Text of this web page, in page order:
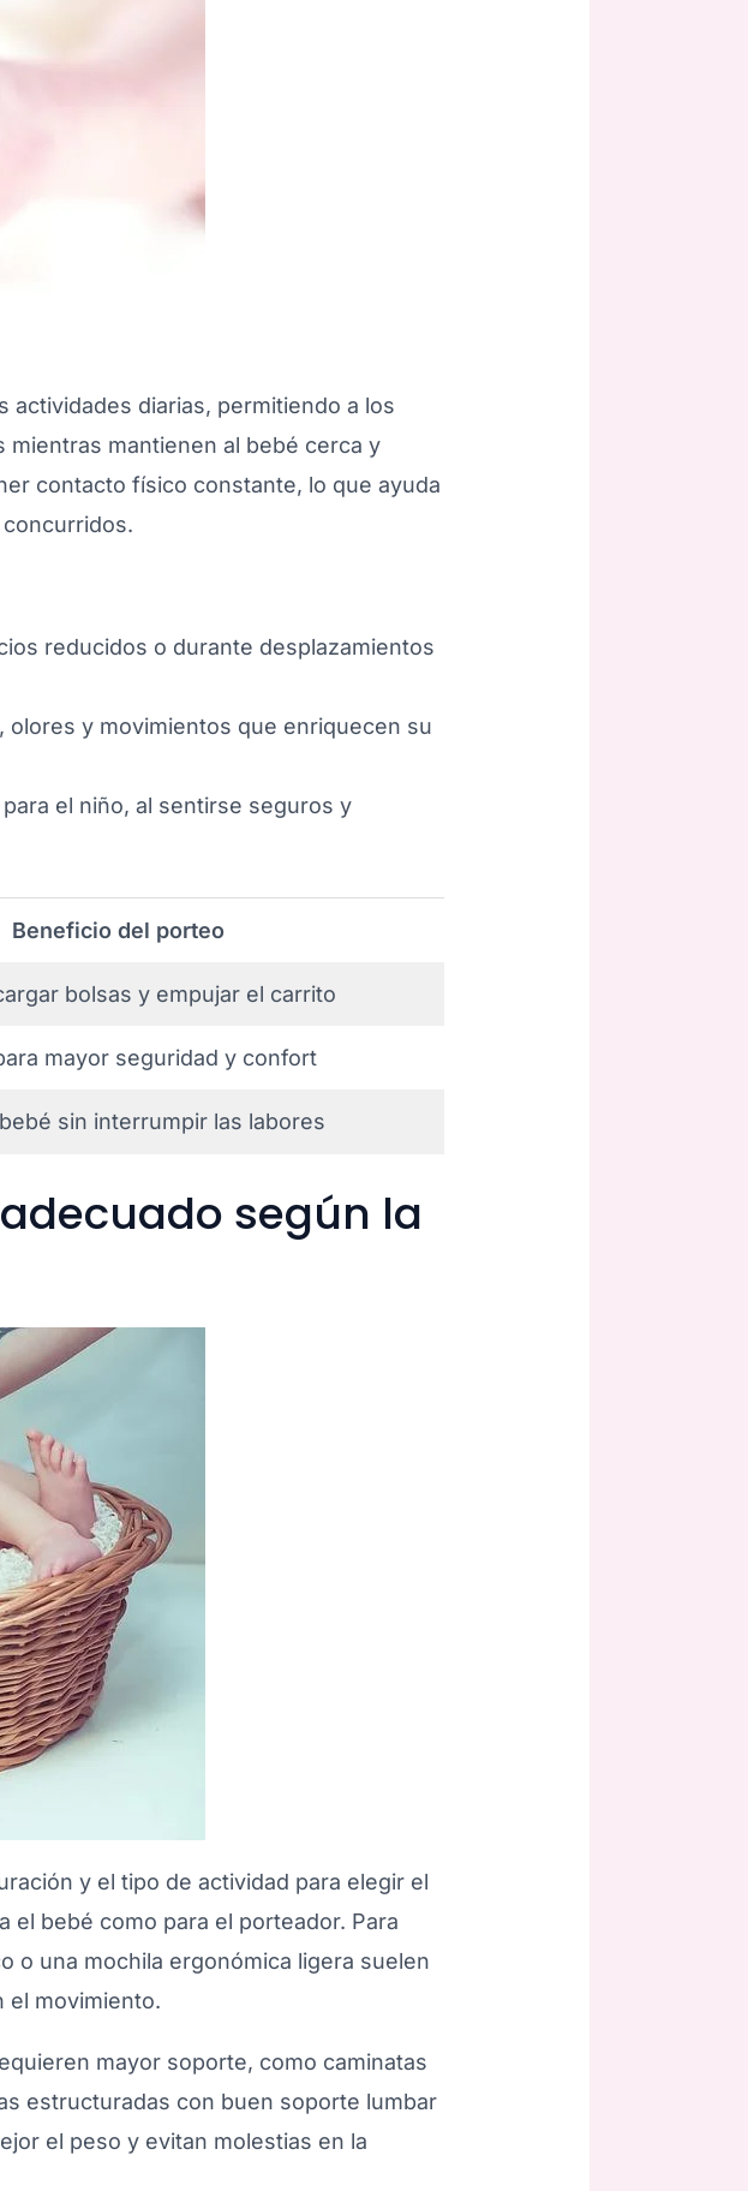
actividades diarias, permitiendo a los
mientras mantienen al bebé cerca y
contacto físico constante, lo que ayuda
reducidos o durante desplazamientos
olores y movimientos que enriquecen su
el niño, al sentirse seguros y
Beneficio del porteo
bolsas y empujar el carrito
mayor seguridad y confort
sin interrumpir las labores
según la
y el tipo de actividad para elegir el
el bebé como para el porteador. Para
o una mochila ergonómica ligera suelen
el movimiento.
mayor soporte, como caminatas
estructuradas con buen soporte lumbar
el peso y evitan molestias en la